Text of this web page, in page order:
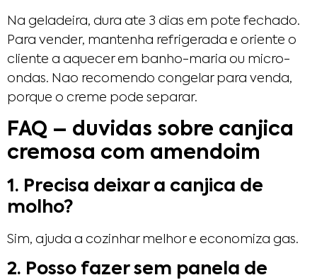
Na geladeira, dura ate 3 dias em pote fechado.
Para vender, mantenha refrigerada e oriente o
cliente a aquecer em banho-maria ou micro-
ondas. Nao recomendo congelar para venda,
porque o creme pode separar.
FAQ – duvidas sobre canjica
cremosa com amendoim
1. Precisa deixar a canjica de
molho?
Sim, ajuda a cozinhar melhor e economiza gas.
2. Posso fazer sem panela de